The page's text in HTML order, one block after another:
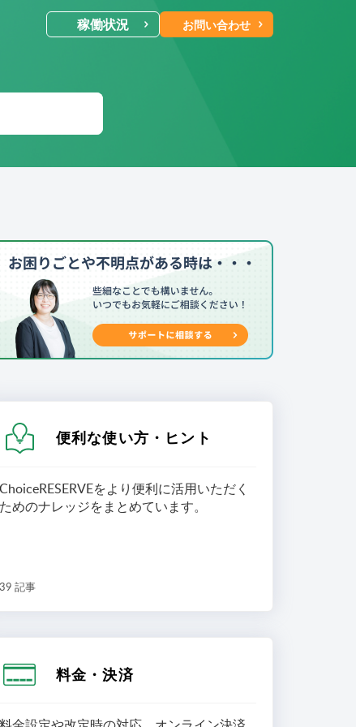
稼働状況 お問い合わせ
でのお問い合わせ
わせ受付後 (24時間365日)
ご予約いただいた日時に、お電話・
議にて対応いたします。
便利な使い方・ヒント
ChoiceRESERVEをより便利に活用いただく
ためのナレッジをまとめています。
39 記事
料金・決済